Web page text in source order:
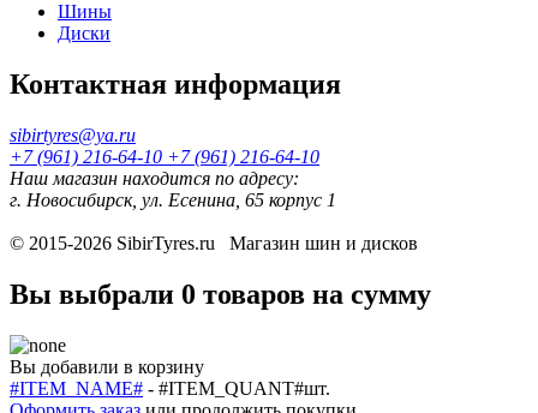
Шины
Диски
Контактная информация
sibirtyres@ya.ru
+7 (961) 216-64-10 +7 (961) 216-64-10
Наш магазин находится по адресу:
г. Новосибирск, ул. Есенина, 65 корпус 1
© 2015-2026 SibirTyres.ru Магазин шин и дисков
Вы выбрали 0 товаров на сумму
Вы добавили в корзину
#ITEM_NAME# - #ITEM_QUANT#шт.